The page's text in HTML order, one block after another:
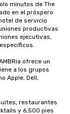
minutos de The
en el próspero
de servicio
productivas
ejecutivas,
ofrece un
a los grupos
Apple, Dell,
restaurantes
y 6,500 pies